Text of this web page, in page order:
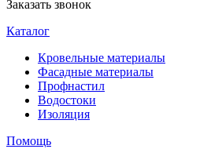
Заказать звонок
Каталог
Кровельные материалы
Фасадные материалы
Профнастил
Водостоки
Изоляция
Помощь